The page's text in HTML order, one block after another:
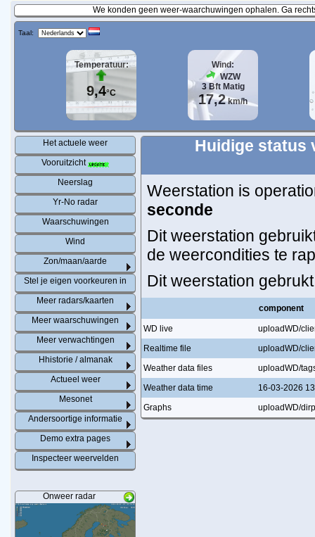
We konden geen weer-waarchuwingen ophalen. Ga
Taal:
Temperatuur:
9,4°C
Wind:
WZW
3Bft Matig
17,2km/h
Het actuele weer
Vooruitzicht
Neerslag
Yr-No radar
Waarschuwingen
Wind
Zon/maan/aarde
Stel je eigen voorkeuren in
Meer radars/kaarten
Meer waarschuwingen
Meer verwachtingen
Hhistorie / almanak
Actueel weer
Mesonet
Andersoortige informatie
Demo extra pages
Inspecteer weervelden
Onweer radar
Huidige status
Weerstation is
seconde
Dit weerstation
de weercondities te
Dit weerstation
component
WD live
uploadWD/
Realtime file
uploadWD/
Weather data files
uploadWD/
Weather data time
16-03-2026
Graphs
uploadWD/